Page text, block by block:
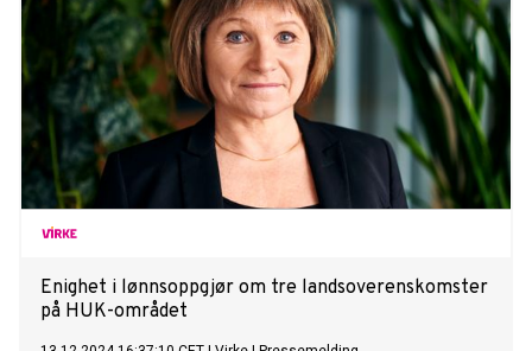
Enighet i lønnsoppgjør om tre landsoverenskomster
på HUK-området